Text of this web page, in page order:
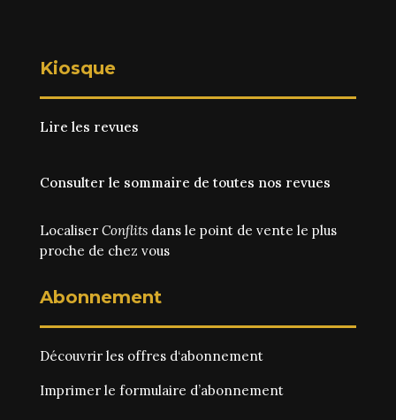
Kiosque
Lire les revues
Consulter le sommaire de toutes nos revues
Localiser Conflitsdans le point de vente le plus
proche de chez vous
Abonnement
Découvrir les offres d‘abonnement
Imprimer le formulaire d’abonnement